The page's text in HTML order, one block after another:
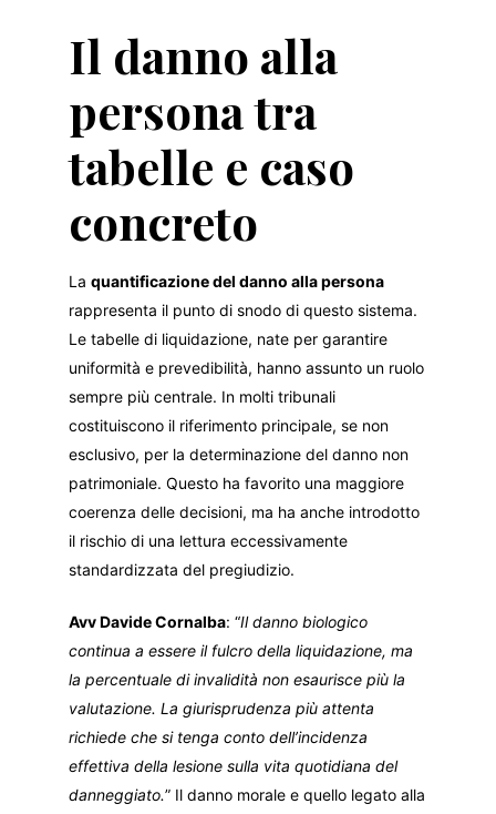
Il danno alla
persona tra
tabelle e caso
concreto
Laquantificazione del danno alla persona
rappresenta il punto di snodo di questo sistema.
Le tabelle di liquidazione, nate per garantire
uniformità e prevedibilità, hanno assunto un ruolo
sempre più centrale. In molti tribunali
costituiscono il riferimento principale, se non
esclusivo, per la determinazione del danno non
patrimoniale. Questo ha favorito una maggiore
coerenza delle decisioni, ma ha anche introdotto
il rischio di una lettura eccessivamente
standardizzata del pregiudizio.
Avv Davide Cornalba: “Il danno biologico
continua a essere il fulcro della liquidazione, ma
la percentuale di invalidità non esaurisce più la
valutazione. La giurisprudenza più attenta
richiede che si tenga conto dell’incidenza
effettiva della lesione sulla vita quotidiana del
danneggiato.” Il danno morale e quello legato alla